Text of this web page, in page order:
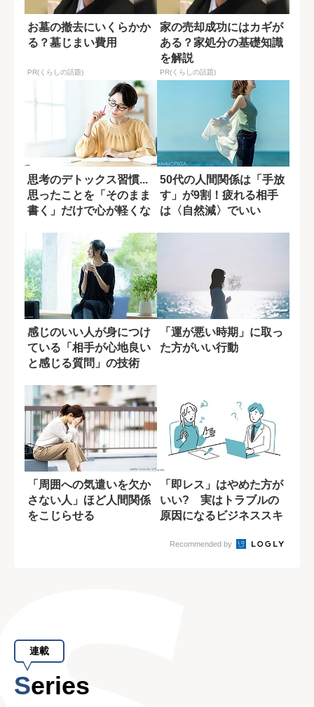
お墓の撤去にいくらかか
る？墓じまい費用
PR(くらしの話題)
家の売却成功にはカギが
ある？家処分の基礎知識
を解説
PR(くらしの話題)
思考のデトックス習慣...
思ったことを「そのまま
書く」だけで心が軽くな
50代の人間関係は「手放
す」が9割！疲れる相手
は〈自然減〉でいい
感じのいい人が身につけ
ている「相手が心地良い
と感じる質問」の技術
「運が悪い時期」に取っ
た方がいい行動
「周囲への気遣いを欠か
さない人」ほど人間関係
をこじらせる
「即レス」はやめた方が
いい? 実はトラブルの
原因になるビジネススキ
Recommended by
連載
Series